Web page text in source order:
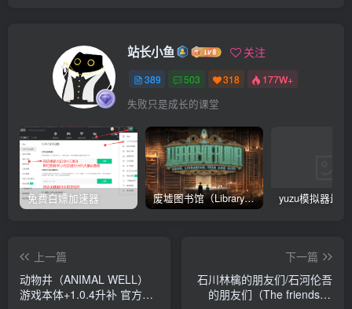
站长小鱼 关注
389 503 318 177W+
失败只是成长的课堂
免费白嫖加速器 废墟图书馆（Library Of Ruina）v1.1.0.6a13 官中 附yuzu模拟器 本体+1.0.3升补
上一篇
动物井（ANIMAL WELL）
游戏本体+1.0.4升补 官方中
下一篇
石川林檎的朋友们/石河伦吾
的朋友们（The friends of